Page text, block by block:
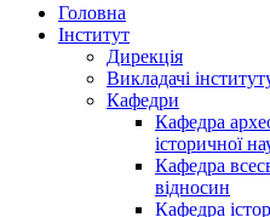
Головна
Інститут
Дирекція
Викладачі
Кафедри
Кафедра
історичної
Кафедра
відносин
Кафедра